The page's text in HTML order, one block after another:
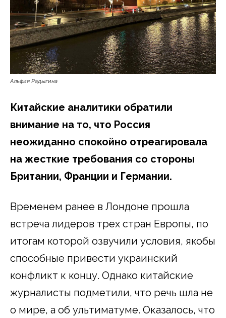
Альфия Радыгина
Китайские аналитики обратили
внимание на то, что Россия
неожиданно спокойно отреагировала
на жесткие требования со стороны
Британии, Франции и Германии.
Временем ранее в Лондоне прошла
встреча лидеров трех стран Европы, по
итогам которой озвучили условия, якобы
способные привести украинский
конфликт к концу. Однако китайские
журналисты подметили, что речь шла не
о мире, а об ультиматуме. Оказалось, что